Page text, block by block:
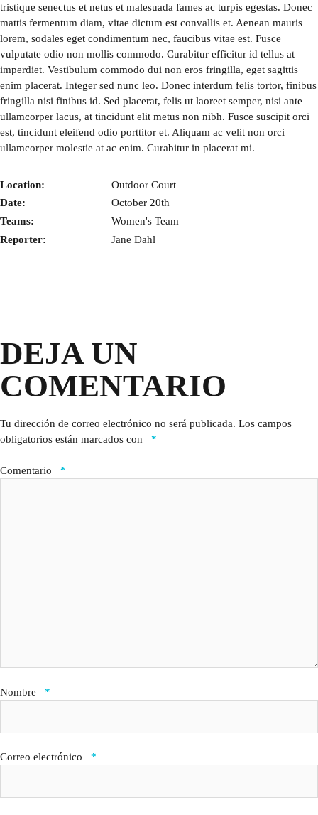
Location:
Outdoor Court
Date:
October 20th
Teams:
Women's Team
Reporter:
Jane Dahl
tristique senectus et netus et malesuada fames ac turpis egestas. Donec
mattis fermentum diam, vitae dictum est convallis et. Aenean mauris
lorem, sodales eget condimentum nec, faucibus vitae est. Fusce
vulputate odio non mollis commodo. Curabitur efficitur id tellus at
imperdiet. Vestibulum commodo dui non eros fringilla, eget sagittis
enim placerat. Integer sed nunc leo. Donec interdum felis tortor, finibus
fringilla nisi finibus id. Sed placerat, felis ut laoreet semper, nisi ante
ullamcorper lacus, at tincidunt elit metus non nibh. Fusce suscipit orci
est, tincidunt eleifend odio porttitor et. Aliquam ac velit non orci
ullamcorper molestie at ac enim. Curabitur in placerat mi.
DEJA UN
COMENTARIO
Tu dirección de correo electrónico no será publicada. Los campos
obligatorios están marcados con
*
Comentario *
Nombre *
Correo electrónico *